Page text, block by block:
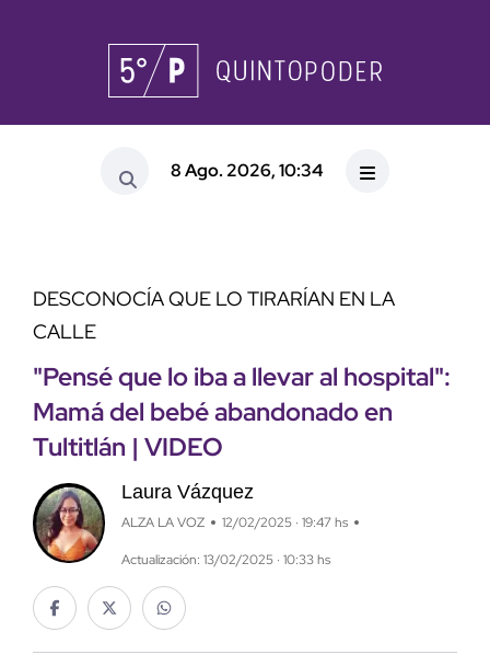
8 Ago. 2026, 10:34
DESCONOCÍA QUE LO TIRARÍAN EN LA
CALLE
"Pensé que lo iba a llevar al hospital":
Mamá del bebé abandonado en
Tultitlán | VIDEO
Laura Vázquez
ALZA LA VOZ 12/02/2025 · 19:47 hs
Actualización: 13/02/2025 · 10:33 hs